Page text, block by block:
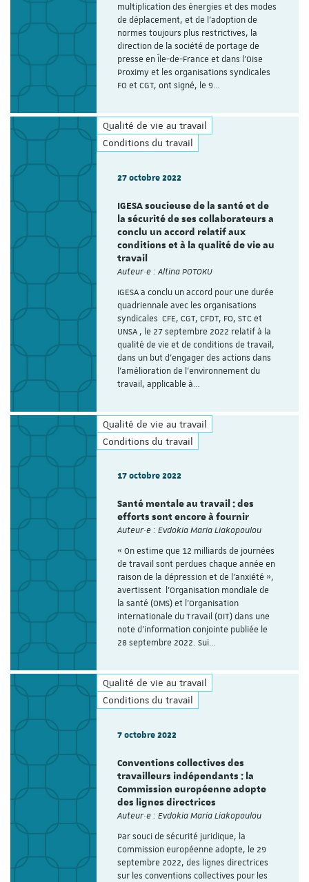
multiplication des énergies et des modes
de déplacement, et de l'adoption de
normes toujours plus restrictives, la
direction de la société de portage de
presse en Île-de-France et dans l’Oise
Proximy et les organisations syndicales
FO et CGT, ont signé, le 9…
Qualité de vie au travail
Conditions du travail
27 octobre 2022
IGESA soucieuse de la santé et de
la sécurité de ses collaborateurs a
conclu un accord relatif aux
conditions et à la qualité de vie au
travail
Auteur·e : Altina POTOKU
IGESA a conclu un accord pour une durée
quadriennale avec les organisations
syndicales CFE, CGT, CFDT, FO, STC et
UNSA , le 27 septembre 2022 relatif à la
qualité de vie et de conditions de travail,
dans un but d’engager des actions dans
l’amélioration de l’environnement du
travail, applicable à…
Qualité de vie au travail
Conditions du travail
17 octobre 2022
Santé mentale au travail : des
efforts sont encore à fournir
Auteur·e : Evdokia Maria Liakopoulou
« On estime que 12 milliards de journées
de travail sont perdues chaque année en
raison de la dépression et de l'anxiété »,
avertissent l’Organisation mondiale de
la santé (OMS) et l'Organisation
internationale du Travail (OIT) dans une
note d’information conjointe publiée le
28 septembre 2022. Sui…
Qualité de vie au travail
Conditions du travail
7 octobre 2022
Conventions collectives des
travailleurs indépendants : la
Commission européenne adopte
des lignes directrices
Auteur·e : Evdokia Maria Liakopoulou
Par souci de sécurité juridique, la
Commission européenne adopte, le 29
septembre 2022, des lignes directrices
sur les conventions collectives pour les